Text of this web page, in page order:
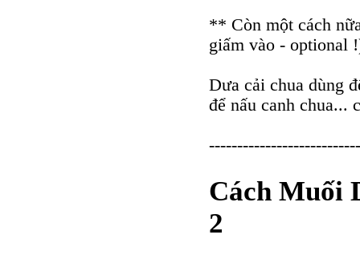
** Còn một cách
giấm vào - optional
Dưa cải chua dùng
để nấu canh chua...
Cách Muối
2